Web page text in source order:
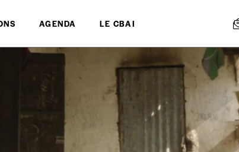
AGENDA LE CBAI